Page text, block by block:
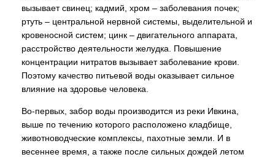
вызывает свинец; кадмий, хром – заболевания почек;
ртуть – центральной нервной системы, выделительной и
кровеносной систем; цинк – двигательного аппарата,
расстройство деятельности желудка. Повышение
концентрации нитратов вызывает заболевание крови.
Поэтому качество питьевой воды оказывает сильное
влияние на здоровье человека.
Во-первых, забор воды производится из реки Ивкина,
выше по течению которого расположено кладбище,
животноводческие комплексы, пахотные земли. И в
весеннее время, а также после сильных дождей летом